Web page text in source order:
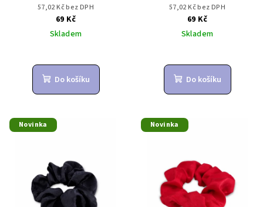
57,02 Kč bez DPH
69 Kč
Skladem
Do košíku
57,02 Kč bez DPH
69 Kč
Skladem
Do košíku
Novinka Novinka